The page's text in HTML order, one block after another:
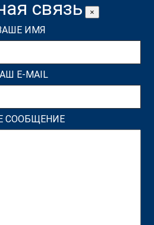
связь ×
ИМЯ
E-MAIL
СООБЩЕНИЕ